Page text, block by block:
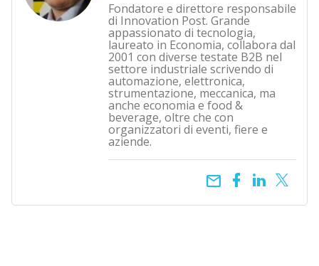
Fondatore e direttore responsabile
di Innovation Post. Grande
appassionato di tecnologia,
laureato in Economia, collabora dal
2001 con diverse testate B2B nel
settore industriale scrivendo di
automazione, elettronica,
strumentazione, meccanica, ma
anche economia e food &
beverage, oltre che con
organizzatori di eventi, fiere e
aziende.
email